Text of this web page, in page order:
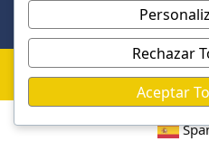
© 2026 Taxi Almería 9 –
Todos los derechos
reservados
Rechazar
Aceptar